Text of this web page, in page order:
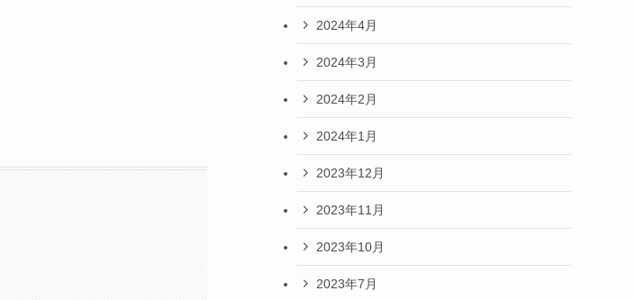
2024年4月
2024年3月
2024年2月
2024年1月
2023年12月
2023年11月
2023年10月
2023年7月